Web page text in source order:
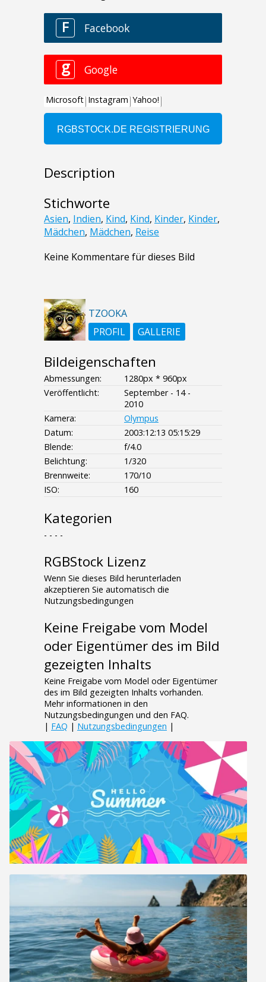
Description
Stichworte
Asien, Indien, Kind, Kind, Kinder, Kinder,
Mädchen, Mädchen, Reise
Keine Kommentare für dieses Bild
TZOOKA
PROFIL
GALLERIE
Bildeigenschaften
Abmessungen:
1280px * 960px
Veröffentlicht:
September - 14 -
2010
Kamera:
Olympus
Datum:
2003:12:13 05:15:29
Blende:
f/4.0
Belichtung:
1/320
Brennweite:
170/10
ISO:
160
Kategorien
- - - -
RGBStock Lizenz
Wenn Sie dieses Bild herunterladen
akzeptieren Sie automatisch die
Nutzungsbedingungen
Keine Freigabe vom Model
oder Eigentümer des im Bild
gezeigten Inhalts
Keine Freigabe vom Model oder Eigentümer
des im Bild gezeigten Inhalts vorhanden.
Mehr informationen in den
Nutzungsbedingungen und den FAQ.
| FAQ | Nutzungsbedingungen |